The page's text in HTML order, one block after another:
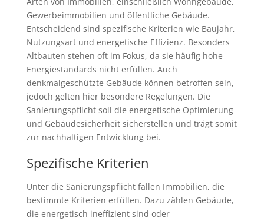
Gewerbeimmobilien und öffentliche Gebäude.
Entscheidend sind spezifische Kriterien wie Baujahr,
Nutzungsart und energetische Effizienz. Besonders
Altbauten stehen oft im Fokus, da sie häufig hohe
Energiestandards nicht erfüllen. Auch
denkmalgeschützte Gebäude können betroffen sein,
jedoch gelten hier besondere Regelungen. Die
Sanierungspflicht soll die energetische Optimierung
und Gebäudesicherheit sicherstellen und trägt somit
zur nachhaltigen Entwicklung bei.
Spezifische Kriterien
Unter die Sanierungspflicht fallen Immobilien, die
bestimmte Kriterien erfüllen. Dazu zählen Gebäude,
die energetisch ineffizient sind oder